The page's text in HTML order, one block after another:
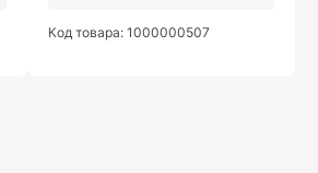
Код товара: 1000000507